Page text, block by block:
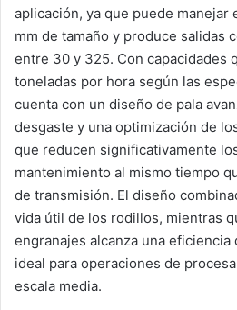
aplicación, ya que puede manejar
mm de tamaño y produce salidas
entre 30 y 325. Con capacidades
toneladas por hora según las
cuenta con un diseño de pala
desgaste y una optimización de
que reducen significativamente
mantenimiento al mismo tiempo
de transmisión. El diseño
vida útil de los rodillos, mientras
engranajes alcanza una eficiencia
ideal para operaciones de
escala media.